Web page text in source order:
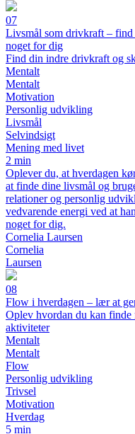
07
Livsmål som drivkraft –
noget for dig
Find din indre drivkraft og
Mentalt
Mentalt
Motivation
Personlig udvikling
Livsmål
Selvindsigt
Mening med livet
2 min
Oplever du, at hverdagen
at finde dine livsmål og
relationer og personlig
vedvarende energi ved at
noget for dig.
Cornelia Laursen
Cornelia
Laursen
08
Flow i hverdagen – lær at
Oplev hvordan du kan finde
aktiviteter
Mentalt
Mentalt
Flow
Personlig udvikling
Trivsel
Motivation
Hverdag
5 min